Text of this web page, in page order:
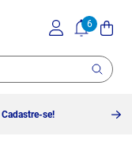
Cadastre-se!